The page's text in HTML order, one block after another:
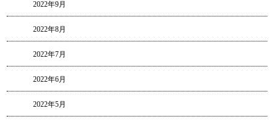
2022年9月
2022年8月
2022年7月
2022年6月
2022年5月